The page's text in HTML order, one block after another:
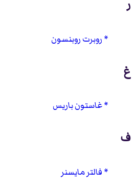
ر
روبرت روبنسون
غ
غاستون باريس
ف
فالتر مايسنر